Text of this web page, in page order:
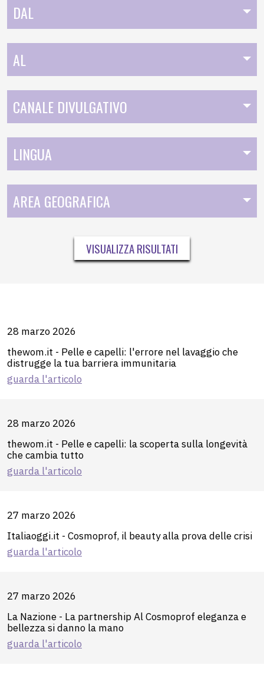
DAL
AL
CANALE DIVULGATIVO
LINGUA
AREA GEOGRAFICA
VISUALIZZA RISULTATI
28 marzo 2026
thewom.it - Pelle e capelli: l'errore nel lavaggio che
distrugge la tua barriera immunitaria
guarda l'articolo
28 marzo 2026
thewom.it - Pelle e capelli: la scoperta sulla longevità
che cambia tutto
guarda l'articolo
27 marzo 2026
Italiaoggi.it - Cosmoprof, il beauty alla prova delle crisi
guarda l'articolo
27 marzo 2026
La Nazione - La partnership Al Cosmoprof eleganza e
bellezza si danno la mano
guarda l'articolo